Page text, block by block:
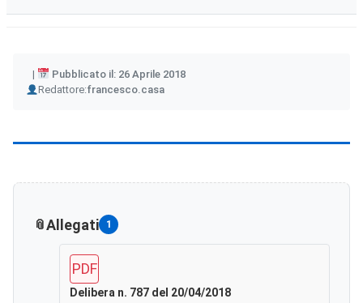
Pubblicato il: 26 Aprile 2018
Redattore:
Author francesco.casa
Allegati 1
PDF
Delibera n. 787 del 20/04/2018